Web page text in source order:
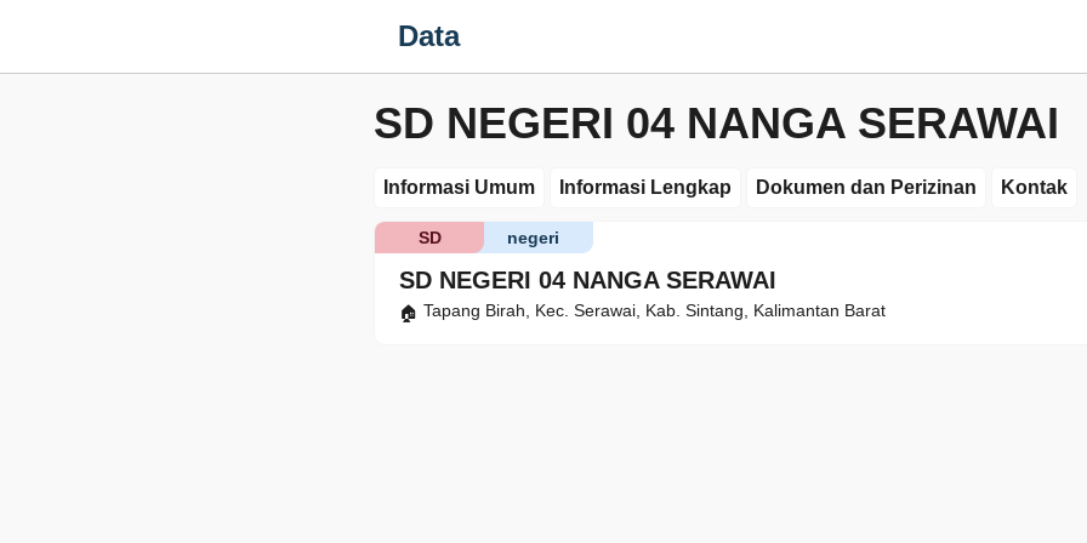
Data
SD NEGERI 04 NANGA SERAWAI
Informasi Umum Informasi Lengkap Dokumen dan Perizinan Kontak
SD NEGERI 04 NANGA SERAWAI
negeri
SD
Tapang Birah, Kec. Serawai, Kab. Sintang, Kalimantan Barat